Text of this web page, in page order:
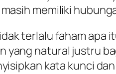
memiliki
terlalu faham apa
yang natural justru
kata kunci